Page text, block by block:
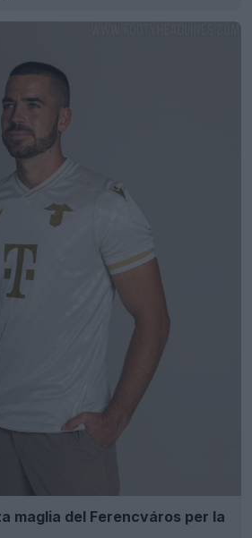
maglia del Ferencváros per la